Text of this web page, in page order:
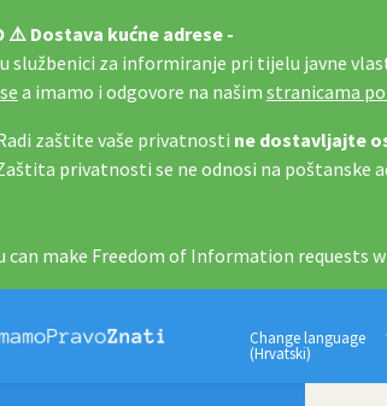
⚠️ Dostava kućne adrese -
službenici za informiranje pri tijelu javne
a imamo i odgovore na našim stranicama
zaštite vaše privatnosti ne dostavljajte
privatnosti se ne odnosi na poštanske
can make Freedom of Information requests
Change language
(Hrvatski)